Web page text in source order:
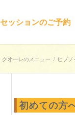
セッションのご予約
クオーレのメニュー / ヒプノ
初めての方